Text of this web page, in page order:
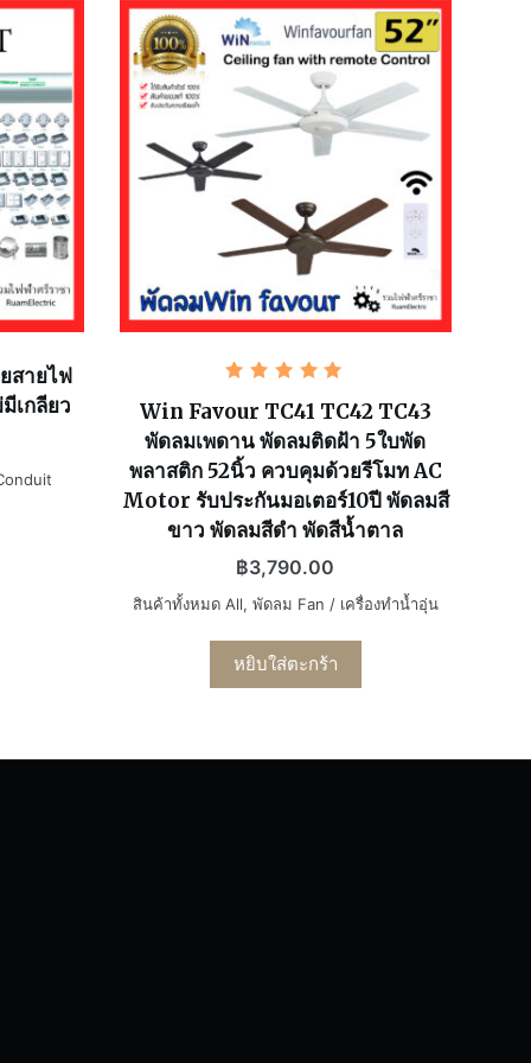
สายไฟ
เกลียว
คะแนน
5.00
ตั้งแต่ 1-
5 คะแนน
Win Favour TC41 TC42 TC43
พัดลมเพดาน พัดลมติดฝ้า 5ใบพัด
พลาสติก 52นิ้ว ควบคุมด้วยรีโมท AC
Motor รับประกันมอเตอร์10ปี พัดลมสี
ขาว พัดลมสีดำ พัดสีน้ำตาล
฿3,790.00
สินค้าทั้งหมด All, พัดลม Fan / เครื่องทำน้ำอุ่น
หยิบใส่ตะกร้า